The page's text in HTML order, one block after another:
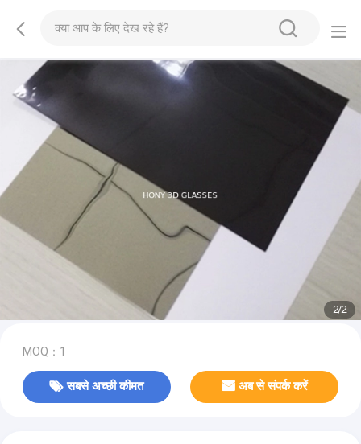
2/2
MOQ：1
सबसे अच्छी कीमत अब से संपर्क करें